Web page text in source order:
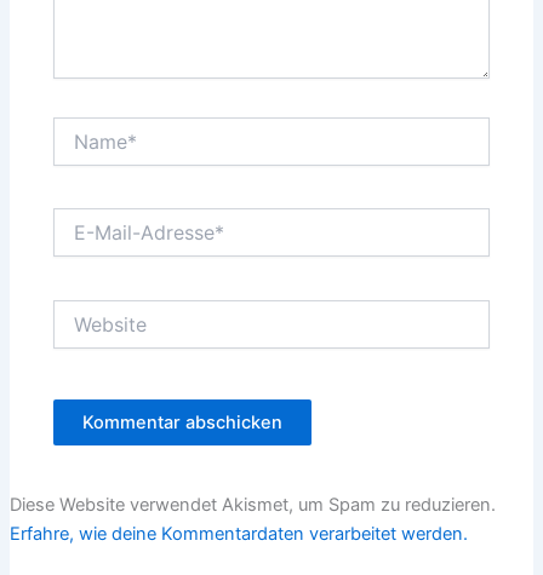
Mail-
Diese Website verwendet Akismet, um Spam zu reduzieren.
Erfahre, wie deine Kommentardaten verarbeitet werden.